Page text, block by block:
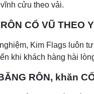
cửu theo vải.
CỔ VŨ THEO
Kim Flags luôn
khi khách hàng hài
RÔN, khăn